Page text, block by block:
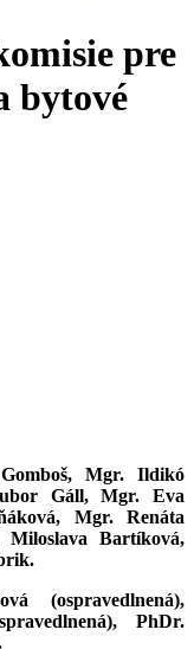
pre
bytové
Mgr. Ildikó
Gáll, Mgr. Eva
Mgr. Renáta
Bartíková,
(ospravedlnená),
PhDr.